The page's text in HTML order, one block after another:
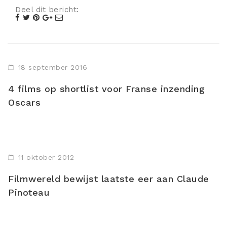
Deel dit bericht:
18 september 2016
4 films op shortlist voor Franse inzending
Oscars
11 oktober 2012
Filmwereld bewijst laatste eer aan Claude
Pinoteau